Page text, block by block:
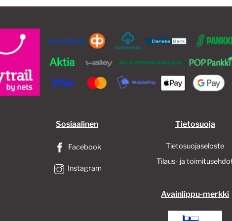
Sosiaalinen
Facebook
Instagram
Tietosuoja
Tietosuojaseloste
Tilaus- ja
Avainlippu-merkki